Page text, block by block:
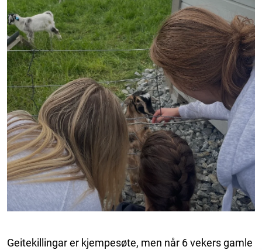
Geitekillingar er kjempesøte, men når 6 vekers gamle